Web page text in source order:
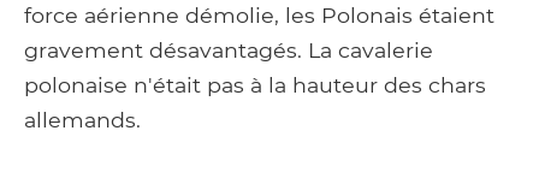
force aérienne démolie, les Polonais étaient
gravement désavantagés. La cavalerie
polonaise n'était pas à la hauteur des chars
allemands.